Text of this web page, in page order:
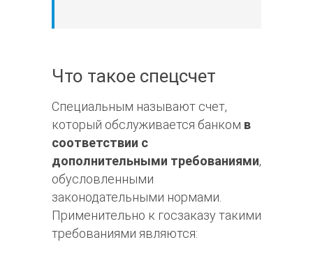
Что такое спецсчет
Специальным называют счет,
который обслуживается банком в
соответствии с
дополнительными требованиями,
обусловленными
законодательными нормами.
Применительно к госзаказу такими
требованиями являются: